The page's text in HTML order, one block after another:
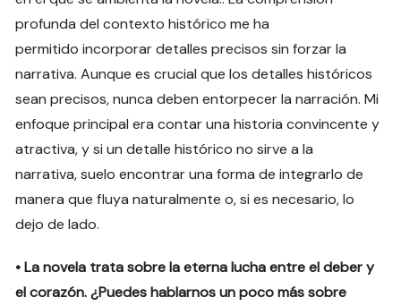
profunda del contexto histórico me ha
permitido incorporar detalles precisos sin forzar la
narrativa. Aunque es crucial que los detalles históricos
sean precisos, nunca deben entorpecer la narración. Mi
enfoque principal era contar una historia convincente y
atractiva, y si un detalle histórico no sirve a la
narrativa, suelo encontrar una forma de integrarlo de
manera que fluya naturalmente o, si es necesario, lo
dejo de lado.
• La novela trata sobre la eterna lucha entre el deber y
el corazón. ¿Puedes hablarnos un poco más sobre